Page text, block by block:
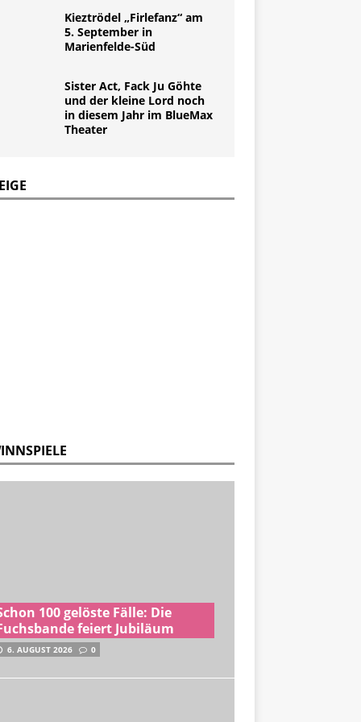
Kieztrödel „Firlefanz“ am
5. September in
Marienfelde-Süd
Sister Act, Fack Ju Göhte
und der kleine Lord noch
in diesem Jahr im BlueMax
Theater
100 gelöste Fälle: Die
feiert Jubiläum
6. AUGUST 2026 0